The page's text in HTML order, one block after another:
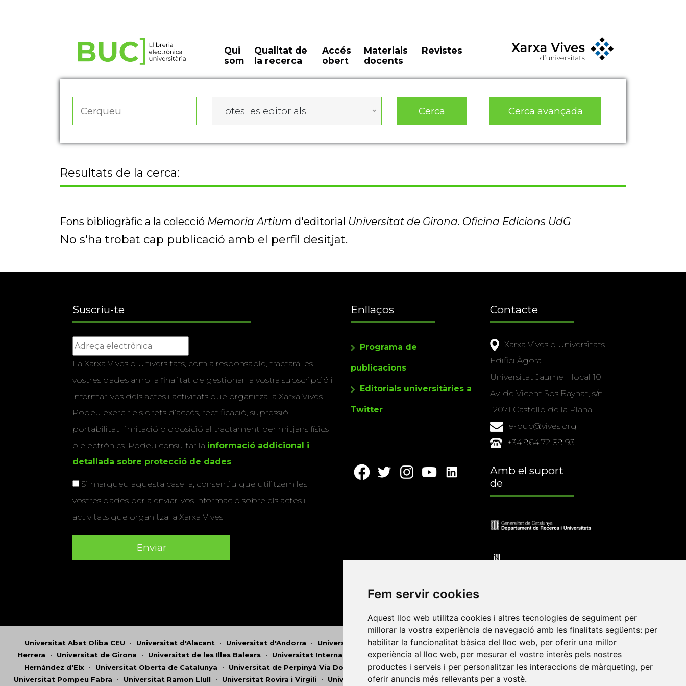
Fem servir cookies
Aquest lloc web utilitza cookies i altres tecnologies de seguiment per
millorar la vostra experiència de navegació amb les finalitats següents: per
habilitar la funcionalitat bàsica del lloc web, per oferir una millor
experiència al lloc web, per mesurar el vostre interès pels nostres
productes i serveis i per personalitzar les interaccions de màrqueting, per
oferir anuncis més rellevants per a vostè.
Qui
som
Qualitat de
la recerca
Accés
obert
Materials
docents
Revistes
Totes les editorials Cerca Cerca avançada
Resultats de la cerca:
Fons bibliogràfic a la colecció Memoria Artium d'editorial Universitat de Girona. Oficina Edicions UdG
No s'ha trobat cap publicació amb el perfil desitjat.
Suscriu-te
La Xarxa Vives d’Universitats, com a responsable, tractarà les
vostres dades amb la finalitat de gestionar la vostra subscripció i
informar-vos dels actes i activitats que organitza la Xarxa Vives.
Podeu exercir els drets d’accés, rectificació, supressió,
portabilitat, limitació o oposició al tractament per mitjans físics
o electrònics. Podeu consultar la informació addicional i
detallada sobre protecció de dades.
Si marqueu aquesta casella, consentiu que utilitzem les
vostres dades per a enviar-vos informació sobre els actes i
activitats que organitza la Xarxa Vives.
Enllaços
Programa de
publicacions
Editorials universitàries a
Twitter
Contacte
Xarxa Vives d'Universitats
Edifici Àgora
Universitat Jaume I, local 10
Av. de Vicent Sos Baynat, s/n
12071 Castelló de la Plana
e-buc@vives.org
+34 964 72 89 93
Amb el suport
de
Universitat Abat Oliba CEU • Universitat d'Alacant • Universitat d'Andorra • Universitat Autònoma de Barcelona•Universitat de Barcelona•Universitat CEU Cardenal
Herrera • Universitat de Girona • Universitat de les Illes Balears • Universitat Internacional de Catalunya• Universitat Jaume I•Universitat de Lleida•Universitat Miguel
Hernández d'Elx • Universitat Oberta de Catalunya • Universitat de Perpinyà Via Domitia •Universitat Politècnica de Catalunya•Universitat Politècnica de València•
Universitat Pompeu Fabra • Universitat Ramon Llull • Universitat Rovira i Virgili • Universitat de Sàsser•Universitat de València•Universitat de Vic - Universitat Central de